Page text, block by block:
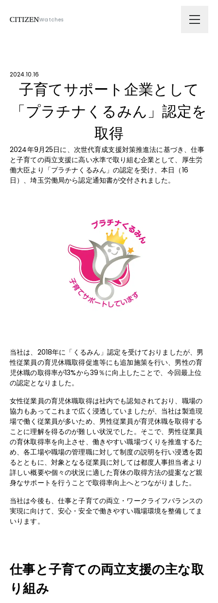
Watches
技術ソリューション
サスティナビリティ
ニュース
2024.10.16
子育てサポート企業として
「プラチナくるみん」認定を
取得
2024年9月25日に、次世代育成支援対策推進法に基づき、仕事
と子育ての両立支援に高い水準で取り組む企業として、厚生労
働大臣より「プラチナくるみん」の認定を受け、本日（16
日）、埼玉労働局から認定通知書が交付されました。
当社は、2018年に「くるみん」認定を受けておりましたが、男
性従業員の育児休職取得促進等にも追加施策を行い、男性の育
児休職の取得率が13%から39％に向上したことで、今回最上位
の認定となりました。
女性従業員の育児休職取得は社内でも認知されており、職場の
協力もあってこれまで広く浸透していましたが、当社は製造現
場で働く従業員が多いため、男性従業員が育児休職を取得する
ことに理解を得るのが難しい状況でした。そこで、男性従業員
の育休取得率を向上させ、働きやすい職場づくりを推進するた
め、各工場や職場の管理職に対して制度の説明を行い浸透を図
るとともに、対象となる従業員に対しては都度人事担当者より
詳しい概要や個々の状況に適した育休の取得方法の提案など親
身なサポートを行うことで取得率向上へとつながりました。
当社は今後も、仕事と子育ての両立・ワークライフバランスの
実現に向けて、安心・安全で働きやすい職場環境を整備してま
いります。
仕事と子育ての両立支援の主な取
り組み